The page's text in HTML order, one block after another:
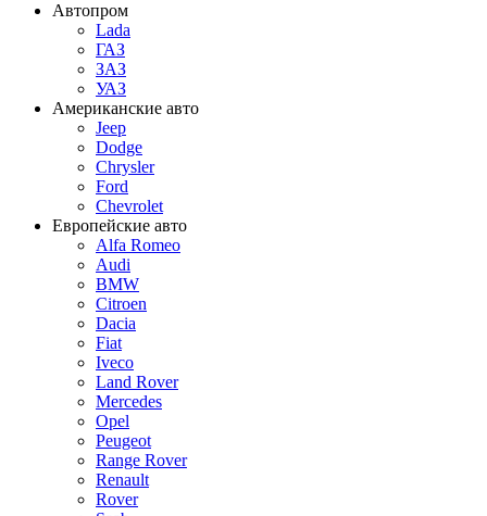
Автопром
Lada
ГАЗ
ЗАЗ
УАЗ
Американские авто
Jeep
Dodge
Chrysler
Ford
Chevrolet
Европейские авто
Alfa Romeo
Audi
BMW
Citroen
Dacia
Fiat
Iveco
Land Rover
Mercedes
Opel
Peugeot
Range Rover
Renault
Rover